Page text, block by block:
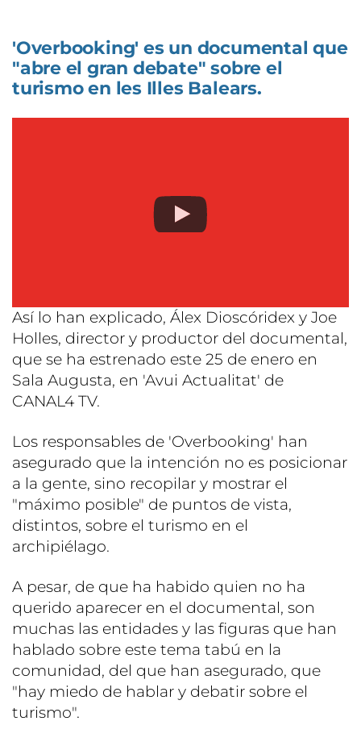
'Overbooking' es un documental que
"abre el gran debate" sobre el
turismo en les Illes Balears.
Así lo han explicado, Álex Dioscóridex y Joe
Holles, director y productor del documental,
que se ha estrenado este 25 de enero en
Sala Augusta, en 'Avui Actualitat' de
CANAL4 TV.
Los responsables de 'Overbooking' han
asegurado que la intención no es posicionar
a la gente, sino recopilar y mostrar el
"máximo posible" de puntos de vista,
distintos, sobre el turismo en el
archipiélago.
A pesar, de que ha habido quien no ha
querido aparecer en el documental, son
muchas las entidades y las figuras que han
hablado sobre este tema tabú en la
comunidad, del que han asegurado, que
"hay miedo de hablar y debatir sobre el
turismo".